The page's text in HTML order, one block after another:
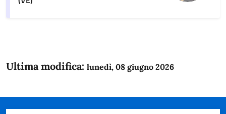
Ultima modifica: lunedì, 08 giugno 2026